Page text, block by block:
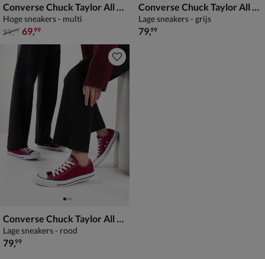
Converse Chuck Taylor All Star Lift Stud
Hoge sneakers - multi
van € 99,99 voor € 69,99
99,99 69,99
Converse Chuck Taylor All Star
Lage sneakers - grijs
€ 79,99
79,99
Converse Chuck Taylor All Star
Lage sneakers - rood
€ 79,99
79,99